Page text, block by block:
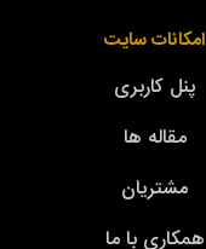
امکانات سایت
پنل کاربری
مقاله ها
مشتریان
همکاری با ما